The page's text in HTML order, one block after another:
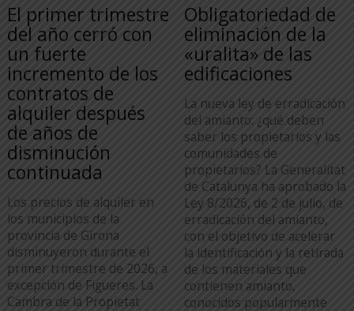
El primer trimestre
del año cerró con
un fuerte
incremento de los
contratos de
alquiler después
de años de
disminución
continuada
Los precios de alquiler en
los municipios de la
provincia de Girona
disminuyeron durante el
primer trimestre de 2026, a
excepción de Figueres. La
Cambra de la Propietat
Obligatoriedad de
eliminación de la
«uralita» de las
edificaciones
La nueva ley de erradicación
del amianto: ¿qué deben
saber los propietarios y las
comunidades de
propietarios? La Generalitat
de Catalunya ha aprobado la
Ley 8/2026, de 2 de julio, de
erradicación del amianto,
con el objetivo de acelerar
la identificación y la retirada
de los materiales que
contienen amianto,
conocidos popularmente